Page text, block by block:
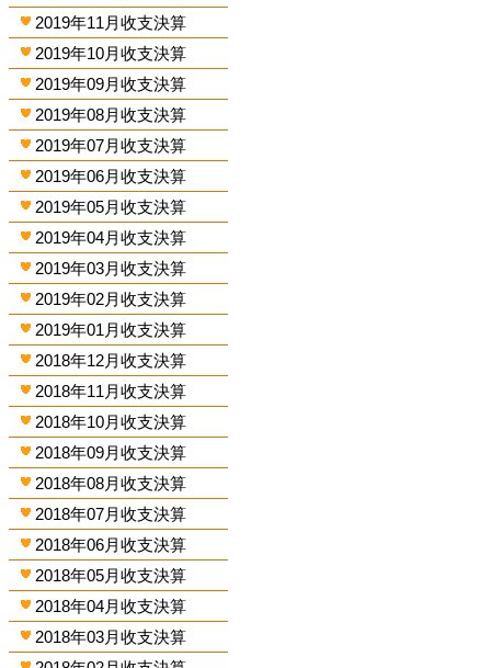
2019年11月收支決算
2019年10月收支決算
2019年09月收支決算
2019年08月收支決算
2019年07月收支決算
2019年06月收支決算
2019年05月收支決算
2019年04月收支決算
2019年03月收支決算
2019年02月收支決算
2019年01月收支決算
2018年12月收支決算
2018年11月收支決算
2018年10月收支決算
2018年09月收支決算
2018年08月收支決算
2018年07月收支決算
2018年06月收支決算
2018年05月收支決算
2018年04月收支決算
2018年03月收支決算